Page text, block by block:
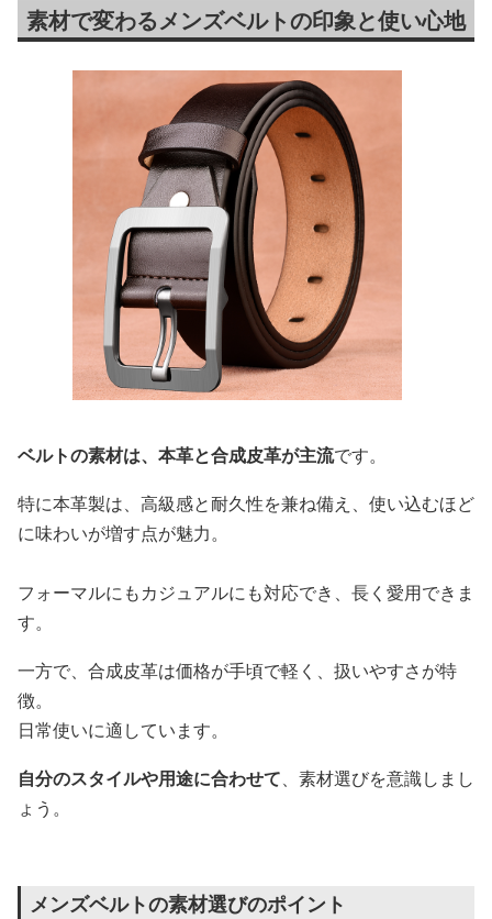
素材で変わるメンズベルトの印象と使い心地
ベルトの素材は、本革と合成皮革が主流です。
特に本革製は、高級感と耐久性を兼ね備え、使い込むほど
に味わいが増す点が魅力。
フォーマルにもカジュアルにも対応でき、長く愛用できま
す。
一方で、合成皮革は価格が手頃で軽く、扱いやすさが特
徴。
日常使いに適しています。
自分のスタイルや用途に合わせて、素材選びを意識しまし
ょう。
メンズベルトの素材選びのポイント